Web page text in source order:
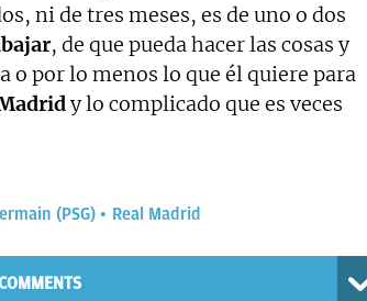
ni de tres meses, es de uno o dos
, de que pueda hacer las cosas y
o por lo menos lo que él quiere para
y lo complicado que es veces
(PSG) Real Madrid